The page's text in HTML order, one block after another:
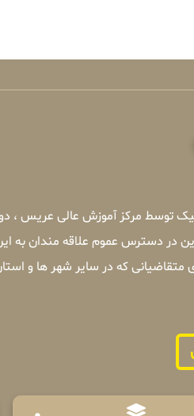
توسط مرکز آموزش عالی عریس ،
در دسترس عموم علاقه مندان به
که در سایر شهر ها و